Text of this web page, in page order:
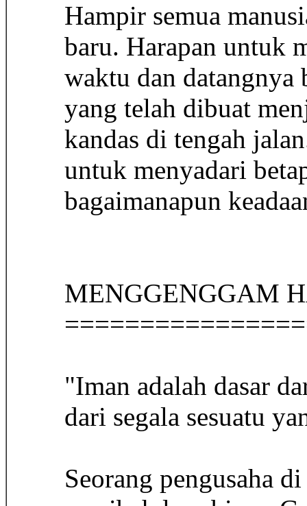
Hampir semua
baru. Harapan untuk
waktu dan datangnya
yang telah dibuat
kandas di tengah
untuk menyadari
bagaimanapun
MENGGENGGAM
"Iman adalah dasar
dari segala sesuatu
Seorang pengusaha